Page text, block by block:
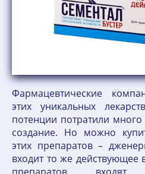
Фармацевтические
этих уникальных
потенции потратили
создание. Но можно
этих препаратов –
входит то же действующее